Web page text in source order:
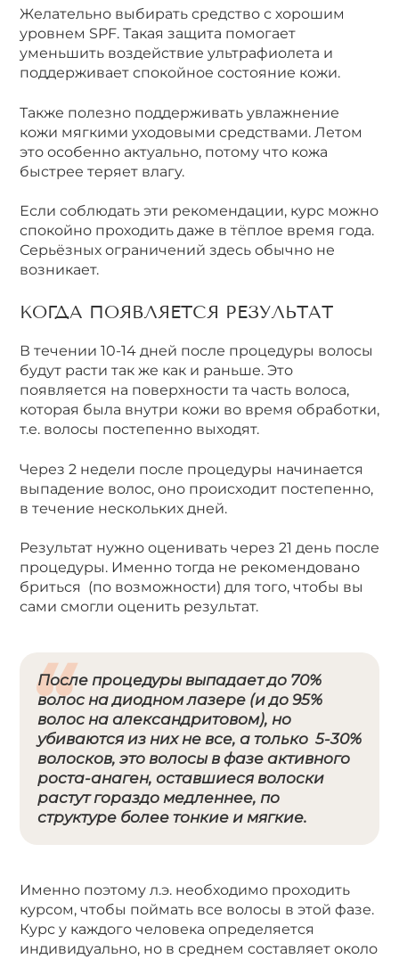
Желательно выбирать средство с хорошим
уровнем SPF. Такая защита помогает
уменьшить воздействие ультрафиолета и
поддерживает спокойное состояние кожи.
Также полезно поддерживать увлажнение
кожи мягкими уходовыми средствами. Летом
это особенно актуально, потому что кожа
быстрее теряет влагу.
Если соблюдать эти рекомендации, курс можно
спокойно проходить даже в тёплое время года.
Серьёзных ограничений здесь обычно не
возникает.
КОГДА ПОЯВЛЯЕТСЯ РЕЗУЛЬТАТ
В течении 10-14 дней после процедуры волосы
будут расти так же как и раньше. Это
появляется на поверхности та часть волоса,
которая была внутри кожи во время обработки,
т.е. волосы постепенно выходят.
Через 2 недели после процедуры начинается
выпадение волос, оно происходит постепенно,
в течение нескольких дней.
Результат нужно оценивать через 21 день после
процедуры. Именно тогда не рекомендовано
бриться (по возможности) для того, чтобы вы
сами смогли оценить результат.
После процедуры выпадает до 70%
волос на диодном лазере (и до 95%
волос на александритовом), но
убиваются из них не все, а только 5-30%
волосков, это волосы в фазе активного
роста-анаген, оставшиеся волоски
растут гораздо медленнее, по
структуре более тонкие и мягкие.
Именно поэтому л.э. необходимо проходить
курсом, чтобы поймать все волосы в этой фазе.
Курс у каждого человека определяется
индивидуально, но в среднем составляет около